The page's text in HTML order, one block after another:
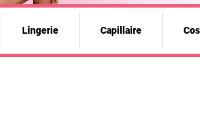
Lingerie Capillaire